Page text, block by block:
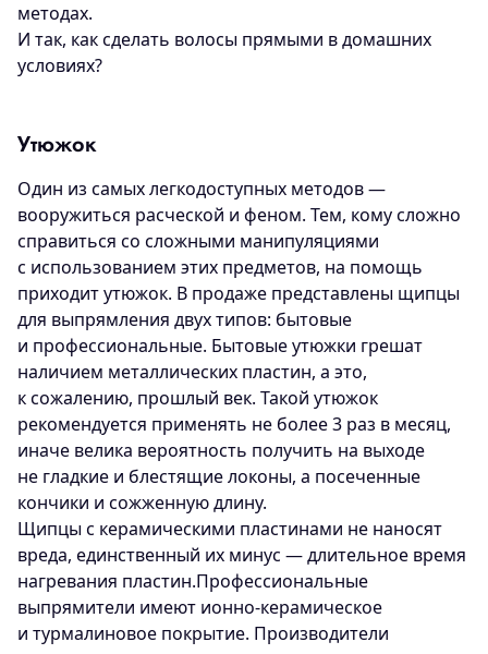
методах.
И так, как сделать волосы прямыми в домашних
условиях?
Утюжок
Один из самых легкодоступных методов —
вооружиться расческой и феном. Тем, кому сложно
справиться со сложными манипуляциями
с использованием этих предметов, на помощь
приходит утюжок. В продаже представлены щипцы
для выпрямления двух типов: бытовые
и профессиональные. Бытовые утюжки грешат
наличием металлических пластин, а это,
к сожалению, прошлый век. Такой утюжок
рекомендуется применять не более 3 раз в месяц,
иначе велика вероятность получить на выходе
не гладкие и блестящие локоны, а посеченные
кончики и сожженную длину.
Щипцы с керамическими пластинами не наносят
вреда, единственный их минус — длительное время
нагревания пластин.Профессиональные
выпрямители имеют ионно-керамическое
и турмалиновое покрытие. Производители